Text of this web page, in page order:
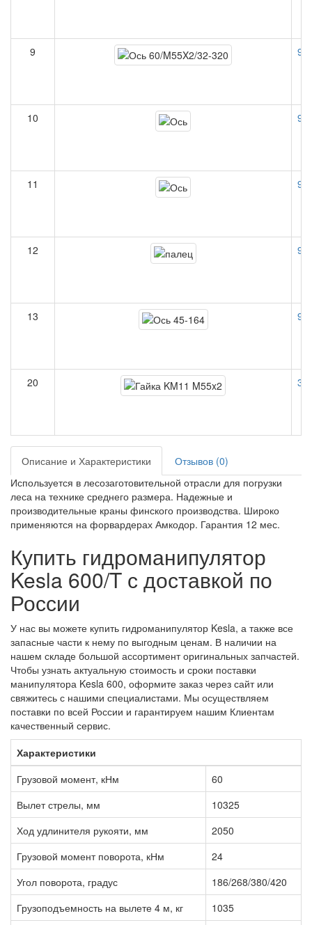
9
10
11
12
13
20
Описание и Характеристики
Отзывов (0)
Используется в лесозаготовительной отрасли для погрузки
леса на технике среднего размера. Надежные и
производительные краны финского производства. Широко
применяются на форвардерах Амкодор. Гарантия 12 мес.
Купить гидроманипулятор
Kesla 600/T с доставкой по
России
У нас вы можете купить гидроманипулятор Kesla, а также все
запасные части к нему по выгодным ценам. В наличии на
нашем складе большой ассортимент оригинальных запчастей.
Чтобы узнать актуальную стоимость и сроки поставки
манипулятора Kesla 600, оформите заказ через сайт или
свяжитесь с нашими специалистами. Мы осуществляем
поставки по всей России и гарантируем нашим Клиентам
качественный сервис.
Характеристики
Грузовой момент, кНм
60
Вылет стрелы, мм
10325
Ход удлинителя рукояти, мм
2050
Грузовой момент поворота, кНм
24
Угол поворота, градус
186/268/380/420
Грузоподъемность на вылете 4 м, кг
1035